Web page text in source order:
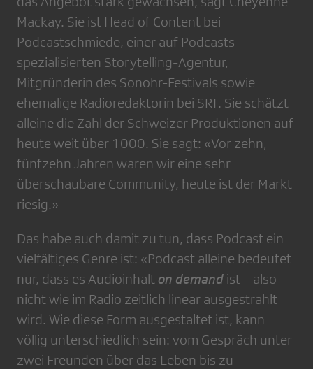
Mackay. Sie ist Head of Content bei
Podcastschmiede, einer auf Podcasts
spezialisierten Storytelling-Agentur,
Mitgründerin des Sonohr-Festivals sowie
ehemalige Radioredaktorin bei SRF. Sie schätzt
alleine die Zahl der Schweizer Produktionen auf
heute weit über 1000. Sie sagt: «Vor zehn,
fünfzehn Jahren waren wir eine sehr
überschaubare Community, heute ist der Markt
riesig.»
Das habe auch damit zu tun, dass Podcast ein
vielfältiges Genre ist: «Podcast alleine bedeutet
nur, dass es Audioinhalt on demand ist – also
nicht wie im Radio zeitlich linear ausgestrahlt
wird. Wie diese Form ausgestaltet ist, kann
völlig unterschiedlich sein: vom Gespräch unter
zwei Freunden über das Leben bis zu